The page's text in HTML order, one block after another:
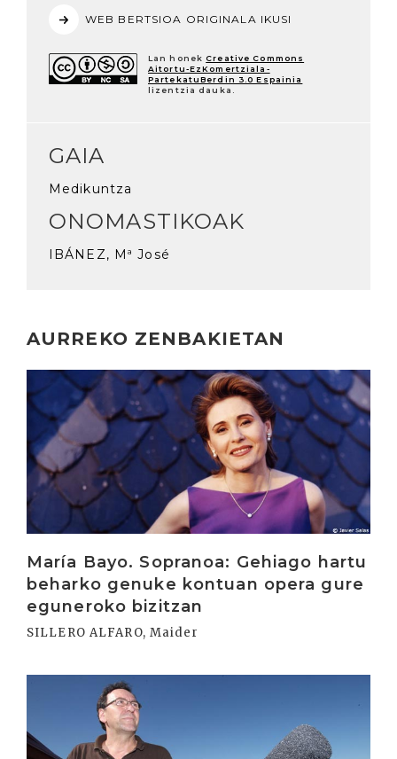
WEB BERTSIOA ORIGINALA IKUSI
Lan honek Creative Commons
Aitortu-EzKomertziala-
PartekatuBerdin 3.0 Espainia
lizentzia dauka.
GAIA
Medikuntza
ONOMASTIKOAK
IBÁNEZ, Mª José
AURREKO ZENBAKIETAN
María Bayo. Sopranoa: Gehiago hartu
beharko genuke kontuan opera gure
eguneroko bizitzan
SILLERO ALFARO, Maider
Irakurri